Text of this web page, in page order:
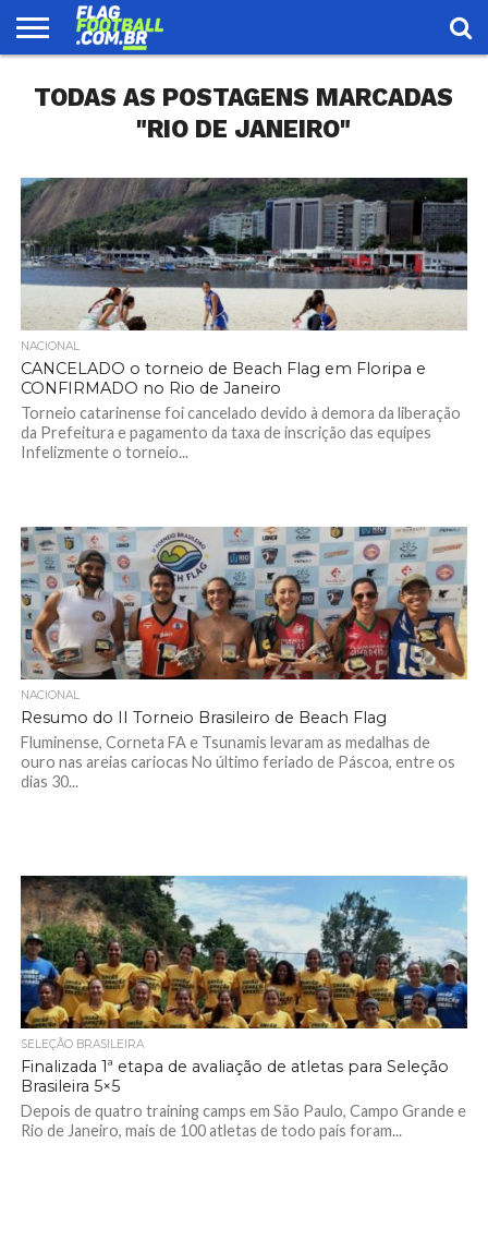
FOOTBALL
ENCONTRE
UMA
SELEÇÃO
BRASILEIRA
LOJA
TODAS AS POSTAGENS MARCADAS
"RIO DE JANEIRO"
NACIONAL
CANCELADO o torneio de Beach Flag em Floripa e
CONFIRMADO no Rio de Janeiro
Torneio catarinense foi cancelado devido à demora da liberação
da Prefeitura e pagamento da taxa de inscrição das equipes
Infelizmente o torneio...
NACIONAL
Resumo do II Torneio Brasileiro de Beach Flag
Fluminense, Corneta FA e Tsunamis levaram as medalhas de
ouro nas areias cariocas No último feriado de Páscoa, entre os
dias 30...
SELEÇÃO BRASILEIRA
Finalizada 1ª etapa de avaliação de atletas para Seleção
Brasileira 5×5
Depois de quatro training camps em São Paulo, Campo Grande e
Rio de Janeiro, mais de 100 atletas de todo país foram...